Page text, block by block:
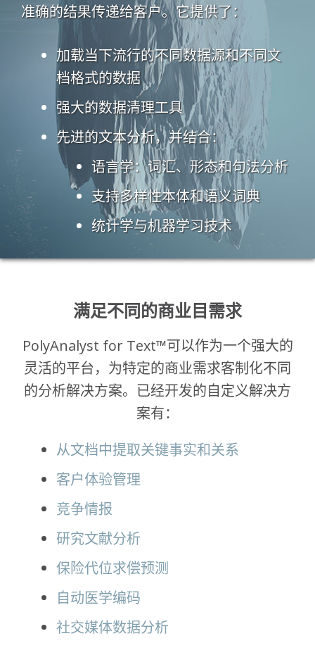
准确的结果传递给客户。它提供了：
加载当下流行的不同数据源和不同文
档格式的数据
强大的数据清理工具
先进的文本分析，并结合：
语言学：词汇、形态和句法分析
支持多样性本体和语义词典
统计学与机器学习技术
满足不同的商业目需求
PolyAnalyst for Text™可以作为一个强大的
灵活的平台，为特定的商业需求客制化不同
的分析解决方案。已经开发的自定义解决方
案有：
从文档中提取关键事实和关系
客户体验管理
竞争情报
研究文献分析
保险代位求偿预测
自动医学编码
社交媒体数据分析